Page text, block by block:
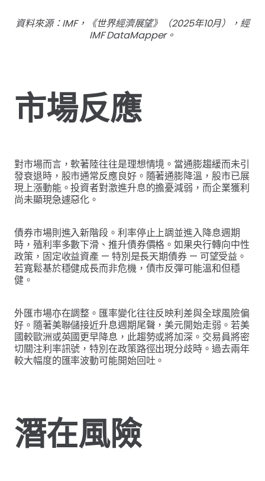
資料來源：IMF，《世界經濟展望》（2025年10月），經
IMF DataMapper。
市場反應
對市場而言，軟著陸往往是理想情境。當通膨趨緩而未引
發衰退時，股市通常反應良好。隨著通膨降溫，股市已展
現上漲動能。投資者對激進升息的擔憂減弱，而企業獲利
尚未顯現急遽惡化。
債券市場則進入新階段。利率停止上調並進入降息週期
時，殖利率多數下滑、推升債券價格。如果央行轉向中性
政策，固定收益資產 — 特別是長天期債券 — 可望受益。
若寬鬆基於穩健成長而非危機，債市反彈可能溫和但穩
健。
外匯市場亦在調整。匯率變化往往反映利差與全球風險偏
好。隨著美聯儲接近升息週期尾聲，美元開始走弱。若美
國較歐洲或英國更早降息，此趨勢或將加深。交易員將密
切關注利率訊號，特別在政策路徑出現分歧時。過去兩年
較大幅度的匯率波動可能開始回吐。
潛在風險